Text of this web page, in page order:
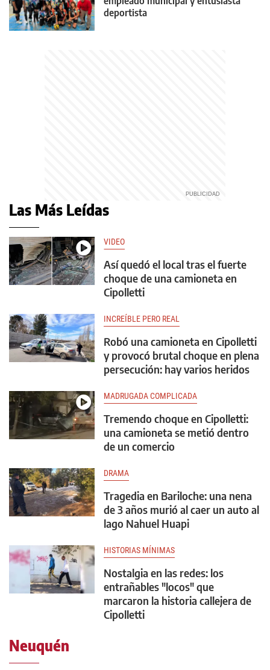
deportista
Las Más Leídas
VIDEO
Así quedó el local tras el fuerte
choque de una camioneta en
Cipolletti
INCREÍBLE PERO REAL
Robó una camioneta en Cipolletti
y provocó brutal choque en plena
persecución: hay varios heridos
MADRUGADA COMPLICADA
Tremendo choque en Cipolletti:
una camioneta se metió dentro
de un comercio
DRAMA
Tragedia en Bariloche: una nena
de 3 años murió al caer un auto al
lago Nahuel Huapi
HISTORIAS MÍNIMAS
Nostalgia en las redes: los
entrañables "locos" que
marcaron la historia callejera de
Cipolletti
Neuquén